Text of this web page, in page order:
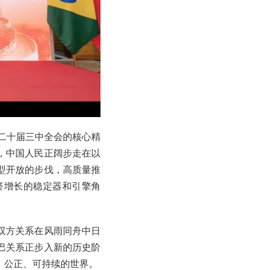
十届三中全会的核心精
中国人民正阔步走在以
开放的步伐，高质量推
长的稳定器和引擎角
方关系在风雨同舟中日
关系正步入新的历史阶
正、可持续的世界。